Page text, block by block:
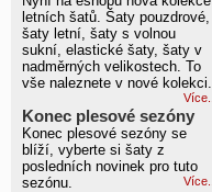
letních šatů. Šaty pouzdrové,
šaty letní, šaty s volnou
sukní, elastické šaty, šaty v
nadměrných velikostech. To
vše naleznete v nové kolekci.
Více..
Konec plesové sezóny
Konec plesové sezóny se
blíží, vyberte si šaty z
posledních novinek pro tuto
sezónu.
Více..